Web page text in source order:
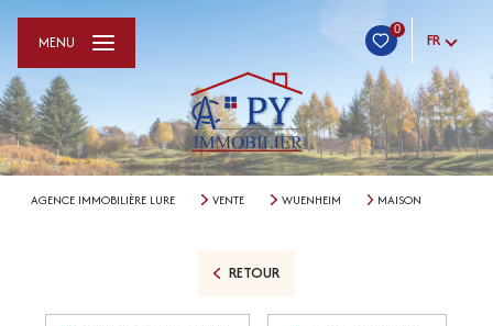
0
FR
MENU
AGENCE IMMOBILIÈRE LURE VENTE WUENHEIM MAISON
RETOUR